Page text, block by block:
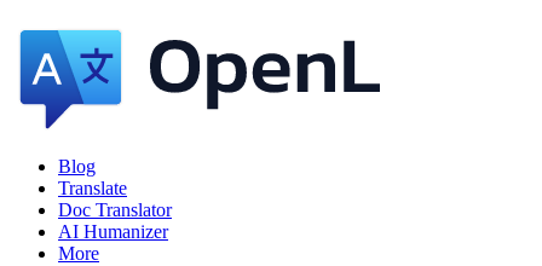
Blog
Translate
Doc Translator
AI Humanizer
More